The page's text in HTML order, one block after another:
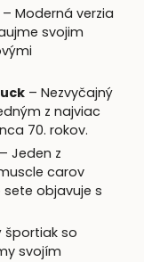
– Moderná verzia
svojim
– Nezvyčajný
z najviac
70. rokov.
– Jeden z
carov
objavuje s
športiak so
svojím